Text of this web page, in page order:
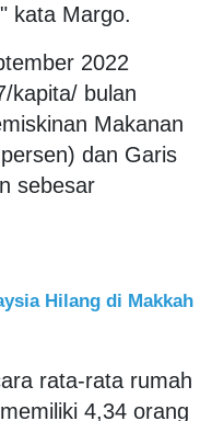
kata Margo.
2022
kapita/ bulan
Makanan
dan Garis
sebesar
Hilang di Makkah
rata-rata rumah
4,34 orang